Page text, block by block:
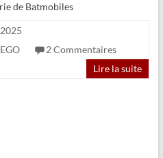
de Batmobiles
2 Commentaires
Lire la suite